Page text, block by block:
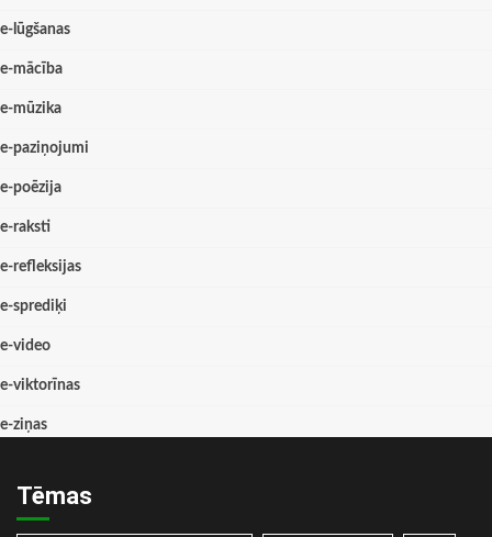
e-lūgšanas
e-mācība
e-mūzika
e-paziņojumi
e-poēzija
e-raksti
e-refleksijas
e-sprediķi
e-video
e-viktorīnas
e-ziņas
Tēmas